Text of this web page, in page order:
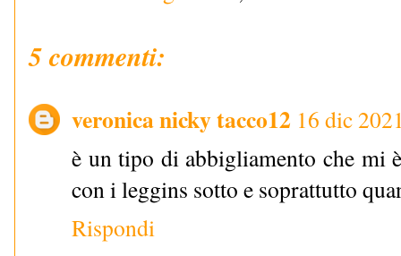
5 commenti:
veronica nicky tacco12 16 dic
è un tipo di abbigliamento che mi
con i leggins sotto e soprattutto
Rispondi